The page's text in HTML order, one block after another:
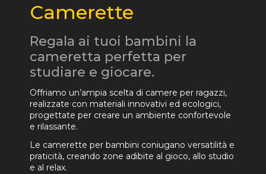
Camerette
Regala ai tuoi bambini la
cameretta perfetta per
studiare e giocare.
Offriamo un’ampia scelta di camere per ragazzi,
realizzate con materiali innovativi ed ecologici,
progettate per creare un ambiente confortevole
e rilassante.
Le camerette per bambini coniugano versatilità e
praticità, creando zone adibite al gioco, allo studio
e al relax.